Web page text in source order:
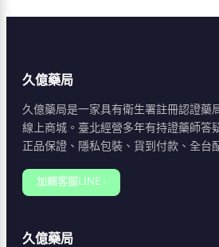
劑
久億藥局
久億藥局是一家具有衛生署註冊認證藥
線上商城。臺北經營多年有持證藥師答
正品保證、隱私包裝、貨到付款、全台
加賴客服LINE ›
久億藥局